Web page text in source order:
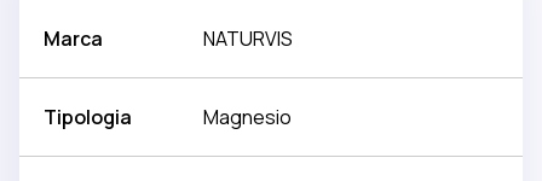
Marca NATURVIS
Tipologia Magnesio